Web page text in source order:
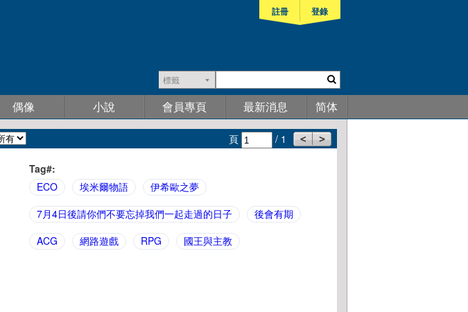
註冊 登錄
標籤
偶像 小說 會員專頁 最新消息 简体
頁 / 1
Tag#:
ECO
埃米爾物語
伊希歐之夢
7月4日後請你們不要忘掉我們一起走過的日子
後會有期
ACG
網路遊戲 RPG 國王與主教